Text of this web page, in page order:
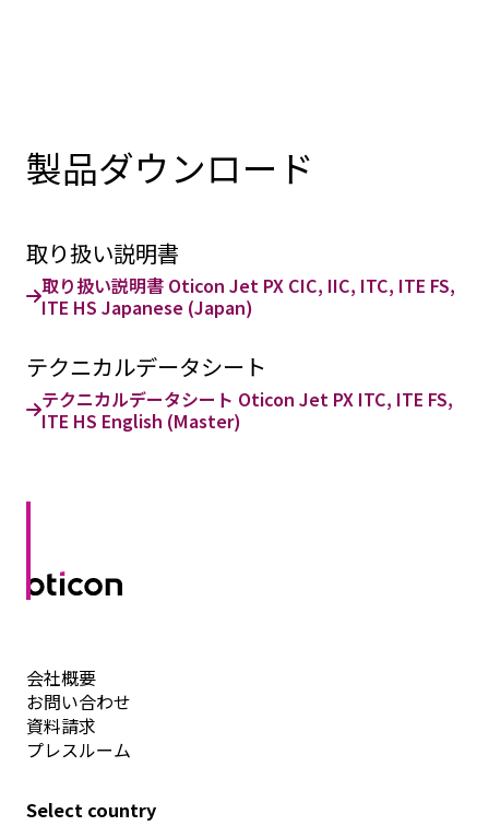
製品ダウンロード
取り扱い説明書
取り扱い説明書 Oticon Jet PX CIC, IIC, ITC, ITE FS,
ITE HS Japanese (Japan)
テクニカルデータシート
テクニカルデータシート Oticon Jet PX ITC, ITE FS,
ITE HS English (Master)
会社概要
お問い合わせ
資料請求
プレスルーム
Select country